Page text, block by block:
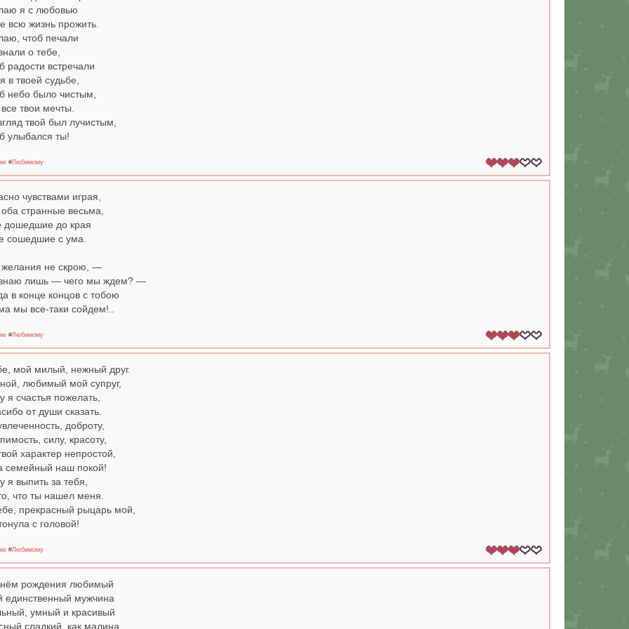
я с любовью
всю жизнь прожить.
чтоб печали
о тебе,
радости встречали
в твоей судьбе,
небо было чистым,
твои мечты.
твой был лучистым,
улыбался ты!
#Любимому
чувствами играя,
странные весьма,
дошедшие до края
сошедшие с ума.
не скрою, —
лишь — чего мы ждем? —
в конце концов с тобою
мы все-таки сойдем!..
#Любимому
мой милый, нежный друг.
любимый мой супруг,
я счастья пожелать,
от души сказать.
доброту,
силу, красоту,
характер непростой,
семейный наш покой!
я выпить за тебя,
что ты нашел меня.
прекрасный рыцарь мой,
с головой!
#Любимому
рождения любимый
единственный мужчина
умный и красивый
сладкий, как малина